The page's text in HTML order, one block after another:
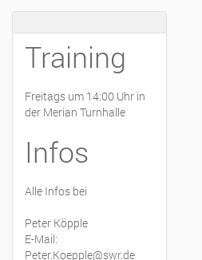
Training
Freitags um 14:00 Uhr in
der Merian Turnhalle
Infos
Alle Infos bei
Peter Köpple
E-Mail:
Peter.Koepple@swr.de